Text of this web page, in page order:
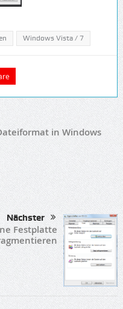
Windows Vista / 7
in Windows
Nächster
Festplatte